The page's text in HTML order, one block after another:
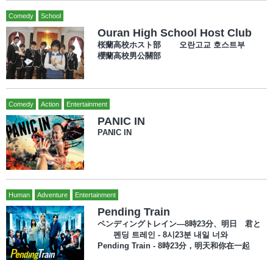
Comedy School
Ouran High School Host Club
桜蘭高校ホスト部 오란고교 호스트부
櫻蘭高校男公關部
Comedy Action Entertainment
PANIC IN
PANIC IN
Human Adventure Entertainment
Pending Train
ペンディングトレイン―8時23分、明日 君と
펜딩 트레인 - 8시23분 내일 너와
Pending Train - 8時23分，明天和你在一起